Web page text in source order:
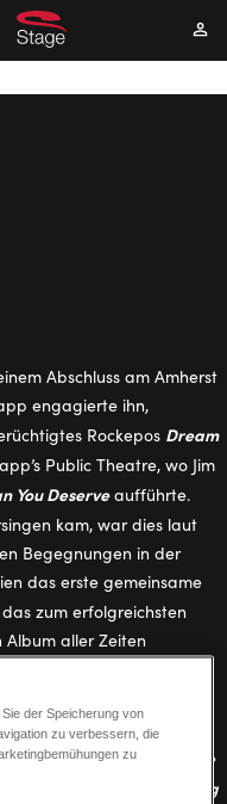
Abschluss am Amherst
engagierte ihn,
Rockepos Dream
Public Theatre, wo Jim
You Deserveaufführte.
kam, war dies laut
Begegnungen in der
das erste gemeinsame
das zum erfolgreichsten
aller Zeiten
Steinmans Feder
The Dashboard Light
At All,Two Out Of Three
A Hero
I’d Do Anything
der Speicherung von
zu verbessern, die
zu